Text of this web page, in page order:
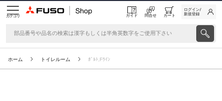
カテゴリ ガイド 問合せ カート
ログイン/
新規登録
ホーム トイレルーム ﾎﾞﾙﾄ,Fﾗｲﾝ